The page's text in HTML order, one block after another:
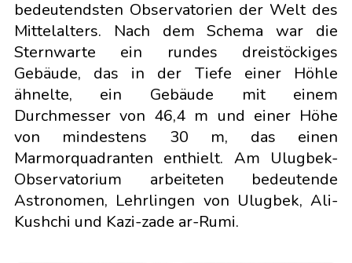
bedeutendsten Observatorien der Welt des
Mittelalters. Nach dem Schema war die
Sternwarte ein rundes dreistöckiges
Gebäude, das in der Tiefe einer Höhle
ähnelte, ein Gebäude mit einem
Durchmesser von 46,4 m und einer Höhe
von mindestens 30 m, das einen
Marmorquadranten enthielt. Am Ulugbek-
Observatorium arbeiteten bedeutende
Astronomen, Lehrlingen von Ulugbek, Ali-
Kushchi und Kazi-zade ar-Rumi.